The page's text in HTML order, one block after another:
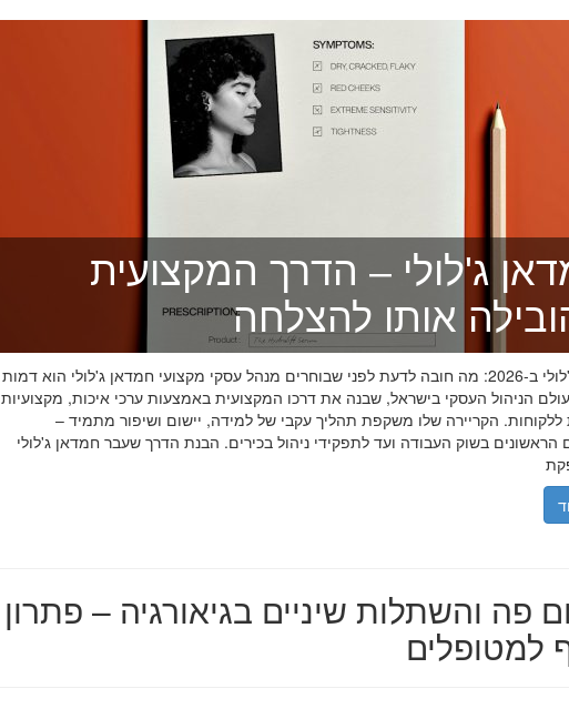
ג'לולי – הדרך המקצועית
אותו להצלחה
חמדאן ג'לולי ב-2026: מה חובה לדעת לפני שבוחרים מנהל עסקי מקצועי חמדאן ג'לולי הוא דמות
הניהול העסקי בישראל, שבנה את דרכו המקצועית באמצעות ערכי איכות, מקצועיות
ללקוחות. הקריירה שלו משקפת תהליך עקבי של למידה, יישום ושיפור מתמיד –
הראשונים בשוק העבודה ועד לתפקידי ניהול בכירים. הבנת הדרך שעבר חמדאן ג'לולי
פה והשתלות שיניים בגיאורגיה – פתרון
למטופלים